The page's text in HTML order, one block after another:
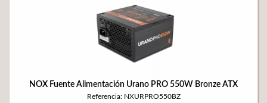
NOX Fuente Alimentación Urano PRO 550W Bronze ATX
Referencia: NXURPRO550BZ